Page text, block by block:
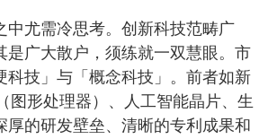
尤需冷思考。创新科技范畴广
是广大散户，须练就一双慧眼。市
科技」与「概念科技」。前者如新
图形处理器）、人工智能晶片、生
厚的研发壁垒、清晰的专利成果和